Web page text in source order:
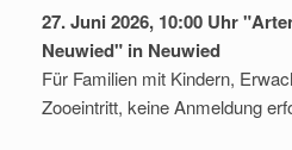
27. Juni 2026, 10:00 Uhr
Neuwied" in Neuwied
Für Familien mit Kindern,
Zooeintritt, keine Anmeldung